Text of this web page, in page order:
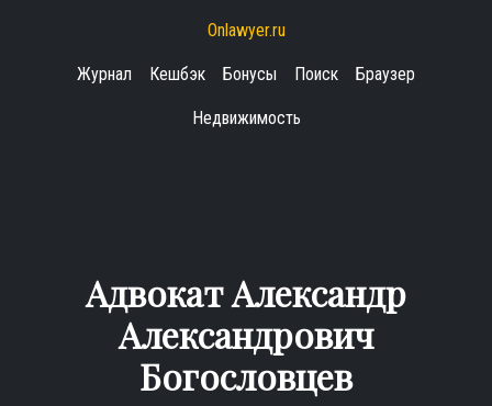
Onlawyer.ru
Журнал Кешбэк Бонусы Поиск Браузер
Недвижимость
Адвокат Александр
Александрович
Богословцев